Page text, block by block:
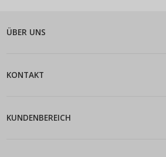
ÜBER UNS
KONTAKT
KUNDENBEREICH